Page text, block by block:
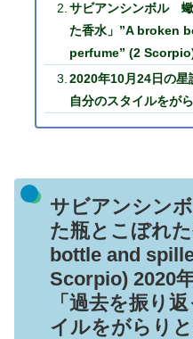
サビアンシンボル
た香水」”A broken
perfume” (2
2020年10月24日の星
自分のスタイルをが
サビアンシン
た瓶とこぼれ
bottle and
Scorpio) 2020
「過去を振り
イルをがらり